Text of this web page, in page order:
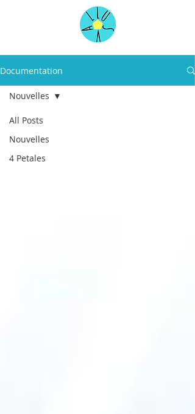
Documentation
All Posts
Nouvelles
4 Petales
Nouvelles